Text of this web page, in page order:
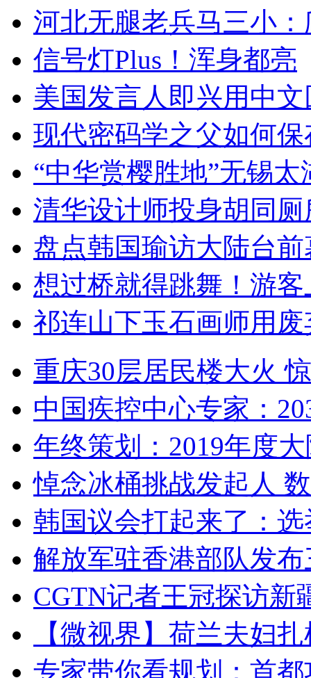
河北无腿老兵马三小
信号灯Plus！浑身都亮
美国发言人即兴用中
现代密码学之父如何
“中华赏樱胜地”无锡
清华设计师投身胡同
盘点韩国瑜访大陆台
想过桥就得跳舞！游客
祁连山下玉石画师用
重庆30层居民楼大火
中国疾控中心专家：
年终策划：2019年度
悼念冰桶挑战发起人
韩国议会打起来了：
解放军驻香港部队发
CGTN记者王冠探访新
【微视界】荷兰夫妇
专家带你看规划：首